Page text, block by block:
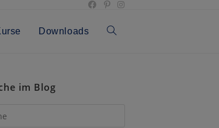
Downloads Toggle
im Blog